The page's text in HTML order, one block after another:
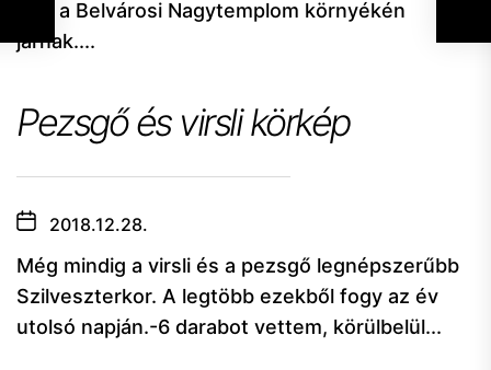
akik a Belvárosi Nagytemplom környékén
járnak....
Pezsgő és virsli körkép
2018.12.28.
Még mindig a virsli és a pezsgő legnépszerűbb
Szilveszterkor. A legtöbb ezekből fogy az év
utolsó napján.-6 darabot vettem, körülbelül...